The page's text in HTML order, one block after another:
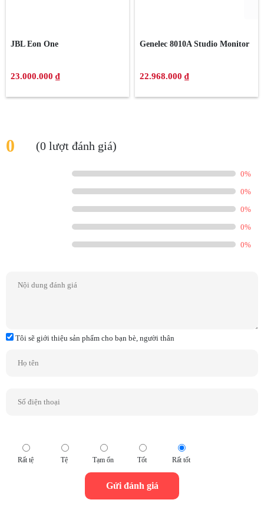
Hiệu suất cân bằng
Phần khung xương củ loa hợp kim chắc nặng được thiết kế mở rộng và
đảm bảo từ lực hoạt động ổn định hơn
Loa Bass đường kính 25cm màu đồng ánh kim đã tạo nên điểm nhấn
phay xước đồng tâm giúp triệt tiêu tối đa các sóng âm giao thoa nhiễu
tăng khả năng tái tạo chất âm Bass khỏe và mạch lạc chính xác.
JBL Eon One
23.000.000 ₫
Genelec 8010A Studio Monitor
22.968.000 ₫
0 (0 lượt đánh giá)
0%
0%
0%
0%
0%
Tôi sẽ giới thiệu sản phẩm cho bạn bè, người thân
Rất tệ Tệ Tạm ổn Tốt Rất tốt